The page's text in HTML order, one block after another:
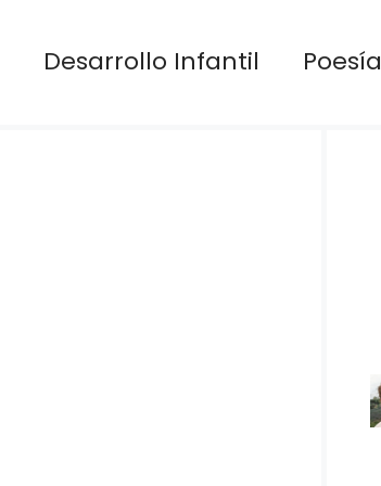
Desarrollo Infantil Poesía